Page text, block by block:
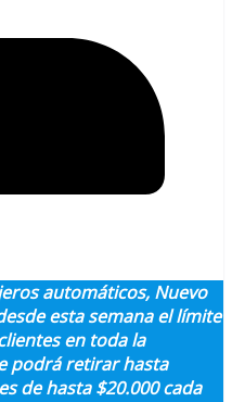
automáticos, Nuevo
esta semana el límite
en toda la
podrá retirar hasta
de hasta $20.000 cada